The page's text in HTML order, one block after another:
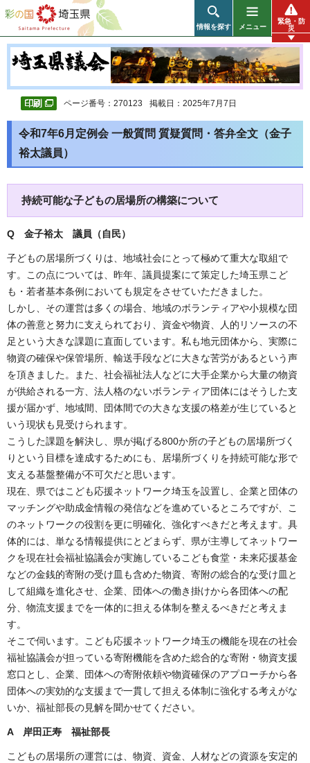
彩の国 埼玉県
情報を探す メニュー
緊急・防
災
ページ番号：270123 掲載日：2025年7月7日
令和7年6月定例会 一般質問 質疑質問・答弁全文（金子
裕太議員）
持続可能な子どもの居場所の構築について
Q 金子裕太 議員（自民）
子どもの居場所づくりは、地域社会にとって極めて重大な取組で
す。この点については、昨年、議員提案にて策定した埼玉県こど
も・若者基本条例においても規定をさせていただきました。
しかし、その運営は多くの場合、地域のボランティアや小規模な団
体の善意と努力に支えられており、資金や物資、人的リソースの不
足という大きな課題に直面しています。私も地元団体から、実際に
物資の確保や保管場所、輸送手段などに大きな苦労があるという声
を頂きました。また、社会福祉法人などに大手企業から大量の物資
が供給される一方、法人格のないボランティア団体にはそうした支
援が届かず、地域間、団体間での大きな支援の格差が生じていると
いう現状も見受けられます。
こうした課題を解決し、県が掲げる800か所の子どもの居場所づく
りという目標を達成するためにも、居場所づくりを持続可能な形で
支える基盤整備が不可欠だと思います。
現在、県ではこども応援ネットワーク埼玉を設置し、企業と団体の
マッチングや助成金情報の発信などを進めているところですが、こ
のネットワークの役割を更に明確化、強化すべきだと考えます。具
体的には、単なる情報提供にとどまらず、県が主導してネットワー
クを現在社会福祉協議会が実施しているこども食堂・未来応援基金
などの金銭的寄附の受け皿も含めた物資、寄附の総合的な受け皿と
して組織を進化させ、企業、団体への働き掛けから各団体への配
分、物流支援までを一体的に担える体制を整えるべきだと考えま
す。
そこで伺います。こども応援ネットワーク埼玉の機能を現在の社会
福祉協議会が担っている寄附機能を含めた総合的な寄附・物資支援
窓口とし、企業、団体への寄附依頼や物資確保のアプローチから各
団体への実効的な支援まで一貫して担える体制に強化する考えがな
いか、福祉部長の見解を聞かせてください。
A 岸田正寿 福祉部長
こどもの居場所の運営には、物資、資金、人材などの資源を安定的